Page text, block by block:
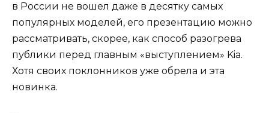
в России не вошел даже в десятку самых
популярных моделей, его презентацию можно
рассматривать, скорее, как способ разогрева
публики перед главным «выступлением» Kia.
Хотя своих поклонников уже обрела и эта
новинка.